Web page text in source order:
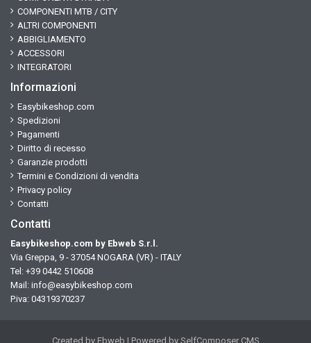
COMPONENTI MTB / CITY
ALTRI COMPONENTI
ABBIGLIAMENTO
ACCESSORI
INTEGRATORI
Informazioni
Easybikeshop.com
Spedizioni
Pagamenti
Diritto di recesso
Garanzie prodotti
Termini e Condizioni di vendita
Privacy policy
Contatti
Contatti
Easybikeshop.com by Ebweb S.r.l.
Via Greppa, 9 - 37054 NOGARA (VR) - ITALY
Tel: +39 0442 510608
Mail: info@easybikeshop.com
P.iva: 04319370237
Created by Ebweb | Powered by SelfComposer CMS